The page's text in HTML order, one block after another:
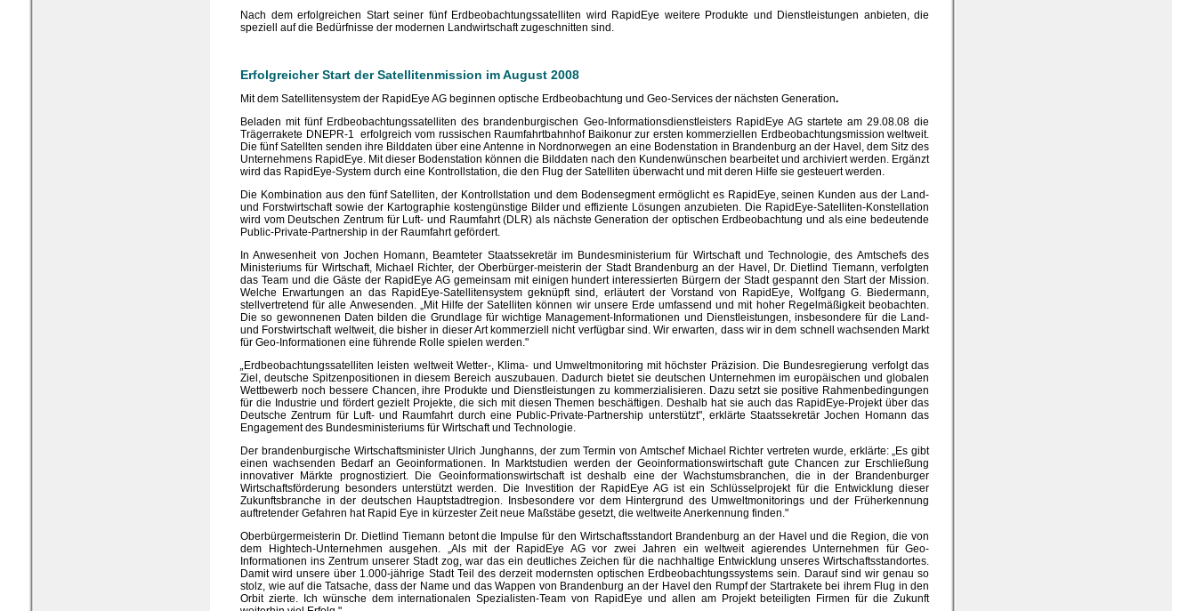
Nach dem erfolgreichen Start seiner fünf Erdbeobachtungssatelliten wird RapidEye weitere Produkte und Dienstleistungen anbieten, die
speziell auf die Bedürfnisse der modernen Landwirtschaft zugeschnitten sind.
Erfolgreicher Start der Satellitenmission im August 2008
Mit dem Satellitensystem der RapidEye AG beginnen optische Erdbeobachtung und Geo-Services der nächsten Generation.
Beladen mit fünf Erdbeobachtungssatelliten des brandenburgischen Geo-Informationsdienstleisters RapidEye AG startete am 29.08.08 die
Trägerrakete DNEPR-1 erfolgreich vom russischen Raumfahrtbahnhof Baikonur zur ersten kommerziellen Erdbeobachtungsmission weltweit.
Die fünf Satellten senden ihre Bilddaten über eine Antenne in Nordnorwegen an eine Bodenstation in Brandenburg an der Havel, dem Sitz des
Unternehmens RapidEye. Mit dieser Bodenstation können die Bilddaten nach den Kundenwünschen bearbeitet und archiviert werden. Ergänzt
wird das RapidEye-System durch eine Kontrollstation, die den Flug der Satelliten überwacht und mit deren Hilfe sie gesteuert werden.
Die Kombination aus den fünf Satelliten, der Kontrollstation und dem Bodensegment ermöglicht es RapidEye, seinen Kunden aus der Land-
und Forstwirtschaft sowie der Kartographie kostengünstige Bilder und effiziente Lösungen anzubieten. Die RapidEye-Satelliten-Konstellation
wird vom Deutschen Zentrum für Luft- und Raumfahrt (DLR) als nächste Generation der optischen Erdbeobachtung und als eine bedeutende
Public-Private-Partnership in der Raumfahrt gefördert.
In Anwesenheit von Jochen Homann, Beamteter Staatssekretär im Bundesministerium für Wirtschaft und Technologie, des Amtschefs des
Ministeriums für Wirtschaft, Michael Richter, der Oberbürger-meisterin der Stadt Brandenburg an der Havel, Dr. Dietlind Tiemann, verfolgten
das Team und die Gäste der RapidEye AG gemeinsam mit einigen hundert interessierten Bürgern der Stadt gespannt den Start der Mission.
Welche Erwartungen an das RapidEye-Satellitensystem geknüpft sind, erläutert der Vorstand von RapidEye, Wolfgang G. Biedermann,
stellvertretend für alle Anwesenden. „Mit Hilfe der Satelliten können wir unsere Erde umfassend und mit hoher Regelmäßigkeit beobachten.
Die so gewonnenen Daten bilden die Grundlage für wichtige Management-Informationen und Dienstleistungen, insbesondere für die Land-
und Forstwirtschaft weltweit, die bisher in dieser Art kommerziell nicht verfügbar sind. Wir erwarten, dass wir in dem schnell wachsenden Markt
für Geo-Informationen eine führende Rolle spielen werden."
„Erdbeobachtungssatelliten leisten weltweit Wetter-, Klima- und Umweltmonitoring mit höchster Präzision. Die Bundesregierung verfolgt das
Ziel, deutsche Spitzenpositionen in diesem Bereich auszubauen. Dadurch bietet sie deutschen Unternehmen im europäischen und globalen
Wettbewerb noch bessere Chancen, ihre Produkte und Dienstleistungen zu kommerzialisieren. Dazu setzt sie positive Rahmenbedingungen
für die Industrie und fördert gezielt Projekte, die sich mit diesen Themen beschäftigen. Deshalb hat sie auch das RapidEye-Projekt über das
Deutsche Zentrum für Luft- und Raumfahrt durch eine Public-Private-Partnership unterstützt", erklärte Staatssekretär Jochen Homann das
Engagement des Bundesministeriums für Wirtschaft und Technologie.
Der brandenburgische Wirtschaftsminister Ulrich Junghanns, der zum Termin von Amtschef Michael Richter vertreten wurde, erklärte: „Es gibt
einen wachsenden Bedarf an Geoinformationen. In Marktstudien werden der Geoinformationswirtschaft gute Chancen zur Erschließung
innovativer Märkte prognostiziert. Die Geoinformationswirtschaft ist deshalb eine der Wachstumsbranchen, die in der Brandenburger
Wirtschaftsförderung besonders unterstützt werden. Die Investition der RapidEye AG ist ein Schlüsselprojekt für die Entwicklung dieser
Zukunftsbranche in der deutschen Hauptstadtregion. Insbesondere vor dem Hintergrund des Umweltmonitorings und der Früherkennung
auftretender Gefahren hat Rapid Eye in kürzester Zeit neue Maßstäbe gesetzt, die weltweite Anerkennung finden."
Oberbürgermeisterin Dr. Dietlind Tiemann betont die Impulse für den Wirtschaftsstandort Brandenburg an der Havel und die Region, die von
dem Hightech-Unternehmen ausgehen. „Als mit der RapidEye AG vor zwei Jahren ein weltweit agierendes Unternehmen für Geo-
Informationen ins Zentrum unserer Stadt zog, war das ein deutliches Zeichen für die nachhaltige Entwicklung unseres Wirtschaftsstandortes.
Damit wird unsere über 1.000-jährige Stadt Teil des derzeit modernsten optischen Erdbeobachtungssystems sein. Darauf sind wir genau so
stolz, wie auf die Tatsache, dass der Name und das Wappen von Brandenburg an der Havel den Rumpf der Startrakete bei ihrem Flug in den
Orbit zierte. Ich wünsche dem internationalen Spezialisten-Team von RapidEye und allen am Projekt beteiligten Firmen für die Zukunft